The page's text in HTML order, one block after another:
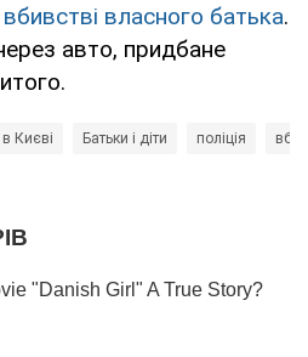
власного батька.
авто, придбане
Києві Батьки і діти поліція